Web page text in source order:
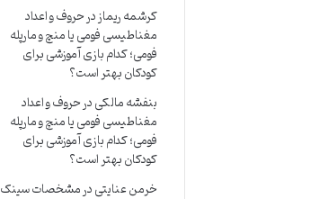
کرشمه ریمازدرحروف و اعداد
مغناطیسی فومی یا منچ و مارپله
فومی؛ کدام بازی آموزشی برای
کودکان بهتر است؟
بنفشه مالکیدرحروف و اعداد
مغناطیسی فومی یا منچ و مارپله
فومی؛ کدام بازی آموزشی برای
کودکان بهتر است؟
خرمن عنایتیدرمشخصات سینک